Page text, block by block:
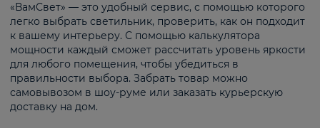
«ВамСвет» — это удобный сервис, с помощью которого
легко выбрать светильник, проверить, как он подходит
к вашему интерьеру. С помощью калькулятора
мощности каждый сможет рассчитать уровень яркости
для любого помещения, чтобы убедиться в
правильности выбора. Забрать товар можно
самовывозом в шоу-руме или заказать курьерскую
доставку на дом.